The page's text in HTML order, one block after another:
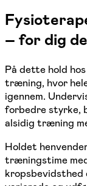
– for dig
På dette hold
træning, hvor
igennem.
forbedre styrke,
alsidig træning
Holdet
træningstime
kropsbevidsthed